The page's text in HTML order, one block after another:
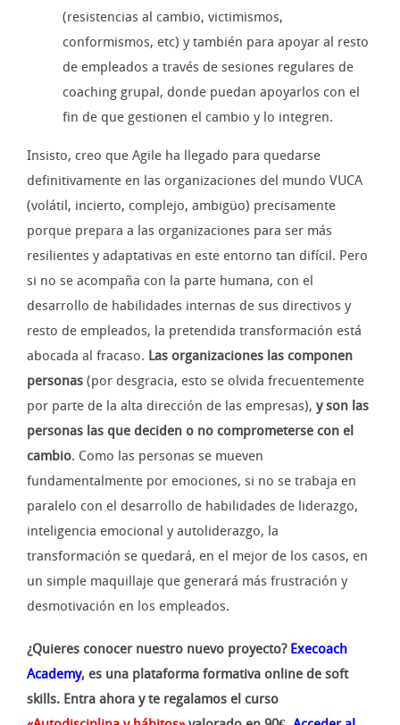
(resistencias al cambio, victimismos,
conformismos, etc) y también para apoyar al resto
de empleados a través de sesiones regulares de
coaching grupal, donde puedan apoyarlos con el
fin de que gestionen el cambio y lo integren.
Insisto, creo que Agile ha llegado para quedarse
definitivamente en las organizaciones del mundo VUCA
(volátil, incierto, complejo, ambigüo) precisamente
porque prepara a las organizaciones para ser más
resilientes y adaptativas en este entorno tan difícil. Pero
si no se acompaña con la parte humana, con el
desarrollo de habilidades internas de sus directivos y
resto de empleados, la pretendida transformación está
abocada al fracaso. Las organizaciones las componen
personas (por desgracia, esto se olvida frecuentemente
por parte de la alta dirección de las empresas), y son las
personas las que deciden o no comprometerse con el
cambio. Como las personas se mueven
fundamentalmente por emociones, si no se trabaja en
paralelo con el desarrollo de habilidades de liderazgo,
inteligencia emocional y autoliderazgo, la
transformación se quedará, en el mejor de los casos, en
un simple maquillaje que generará más frustración y
desmotivación en los empleados.
¿Quieres conocer nuestro nuevo proyecto? Execoach
Academy, es una plataforma formativa online de soft
skills. Entra ahora y te regalamos el curso